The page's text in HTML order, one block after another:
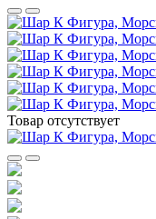
Товар отсутствует